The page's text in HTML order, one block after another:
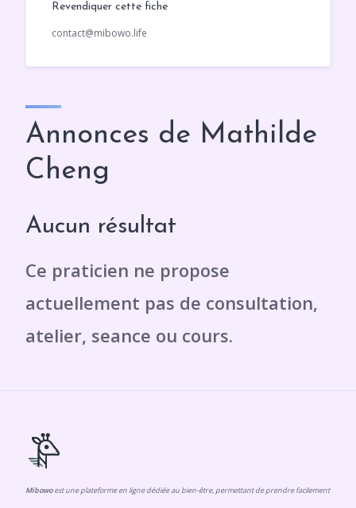
Revendiquer cette fiche
contact@mibowo.life
Annonces de Mathilde
Cheng
Aucun résultat
Mibowoest une plateforme en ligne dédiée au bien-être, permettant de prendre facilement